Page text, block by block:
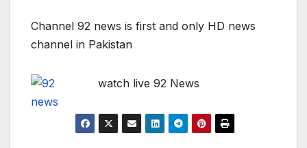
Channel 92 news is first and only HD news
channel in Pakistan
watch live 92 News